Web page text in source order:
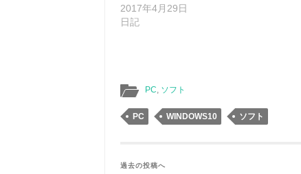
2017年4月29日
日記
PC, ソフト
PC WINDOWS10 ソフト
過去の投稿へ